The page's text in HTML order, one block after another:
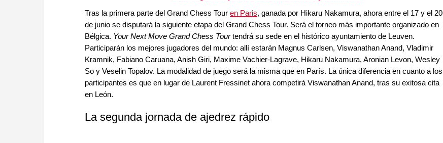
Tras la primera parte del Grand Chess Tour en Paris, ganada por Hikaru Nakamura, ahora entre el 17 y el 20
de junio se disputará la siguiente etapa del Grand Chess Tour. Será el torneo más importante organizado en
Bélgica. Your Next Move Grand Chess Tourtendrá su sede en el histórico ayuntamiento de Leuven.
Participarán los mejores jugadores del mundo: allí estarán Magnus Carlsen, Viswanathan Anand, Vladimir
Kramnik, Fabiano Caruana, Anish Giri, Maxime Vachier-Lagrave, Hikaru Nakamura, Aronian Levon, Wesley
So y Veselin Topalov. La modalidad de juego será la misma que en París. La única diferencia en cuanto a los
participantes es que en lugar de Laurent Fressinet ahora competirá Viswanathan Anand, tras su exitosa cita
en León.
La segunda jornada de ajedrez rápido